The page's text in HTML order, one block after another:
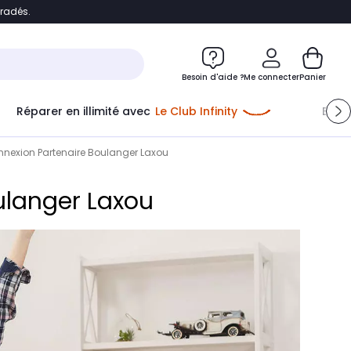
Accéder directement au chatbot
Besoin d'aide ?Me connecter
Me connecter
Panier
Réparer en illimité avec Le Club Infinity
Partenaire Boulanger Laxou
Laxou